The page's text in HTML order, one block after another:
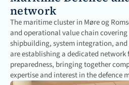
network
The maritime cluster in Møre og
and operational value chain
shipbuilding, system integration,
are establishing a dedicated network
preparedness, bringing together
expertise and interest in the defence